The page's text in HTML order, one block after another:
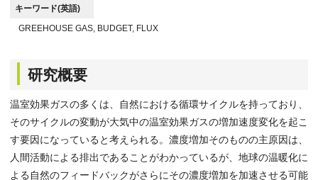
キーワード(英語)
GREEHOUSE GAS, BUDGET, FLUX
研究概要
温室効果ガスの多くは、自然における循環サイクルを持っており、
そのサイクルの変動が大気中の温室効果ガスの増加速度変化を起こ
す要因になっていると考えられる。濃度増加そのものの主原因は、
人間活動による排出であることがわかっているが、地球の温暖化に
よる自然のフィードバックがさらにその濃度増加を加速させる可能